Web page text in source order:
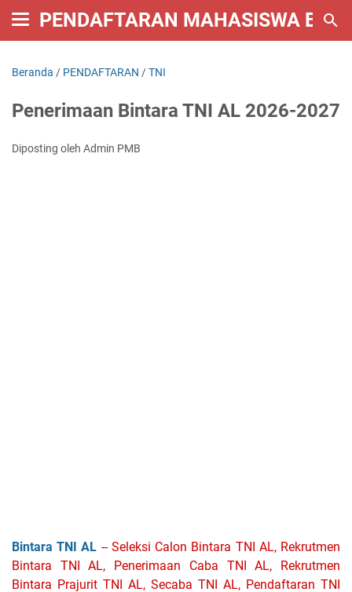
PENDAFTARAN MAHASISWA
Beranda / PENDAFTARAN /TNI
Penerimaan Bintara TNI AL 2026-2027
Diposting oleh Admin PMB
Bintara TNI AL -- Seleksi Calon Bintara TNI AL, Rekrutmen
Bintara TNI AL, Penerimaan Caba TNI AL, Rekrutmen
Bintara Prajurit TNI AL, Secaba TNI AL, Pendaftaran TNI